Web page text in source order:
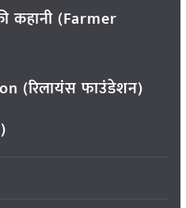
कहानी (Farmer
(रिलायंस फाउंडेशन)